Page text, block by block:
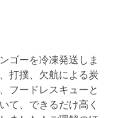
ゴーを冷凍発送しま
打撲、欠航による炭
フードレスキューと
て、できるだけ高く